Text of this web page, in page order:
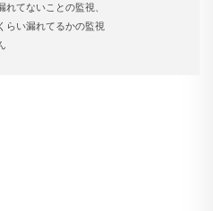
てないことの監視、
らい漏れてるかの監視